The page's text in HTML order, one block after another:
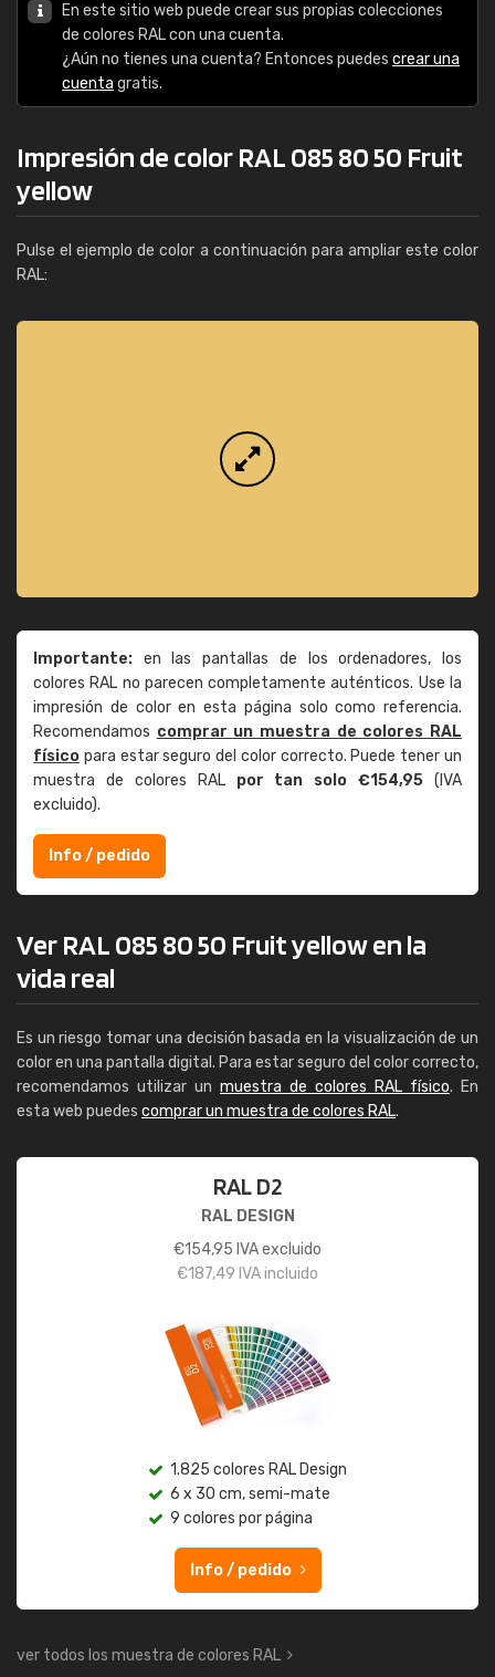
En este sitio web puede crear sus propias colecciones
de colores RAL con una cuenta.
¿Aún no tienes una cuenta? Entonces puedes crear una
cuenta gratis.
Impresión de color RAL 085 80 50 Fruit
yellow
Pulse el ejemplo de color a continuación para ampliar este color
RAL:
Importante: en las pantallas de los ordenadores, los
colores RAL no parecen completamente auténticos. Use la
impresión de color en esta página solo como referencia.
Recomendamos comprar un muestra de colores RAL
físico para estar seguro del color correcto. Puede tener un
muestra de colores RAL por tan solo €154,95 (IVA
excluido).
Info / pedido
Ver RAL 085 80 50 Fruit yellow en la
vida real
Es un riesgo tomar una decisión basada en la visualización de un
color en una pantalla digital. Para estar seguro del color correcto,
recomendamos utilizar un muestra de colores RAL físico. En
esta web puedes comprar un muestra de colores RAL.
RAL D2
RAL DESIGN
€154,95 IVA excluido
€187,49 IVA incluido
1.825 colores RAL Design
6 x 30 cm, semi-mate
9 colores por página
Info / pedido
ver todos los muestra de colores RAL